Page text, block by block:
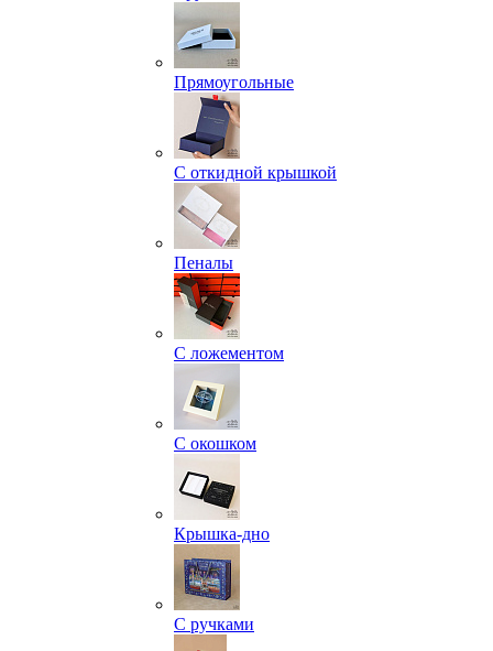
Прямоугольные
С откидной крышкой
Пеналы
С ложементом
С окошком
Крышка-дно
С ручками